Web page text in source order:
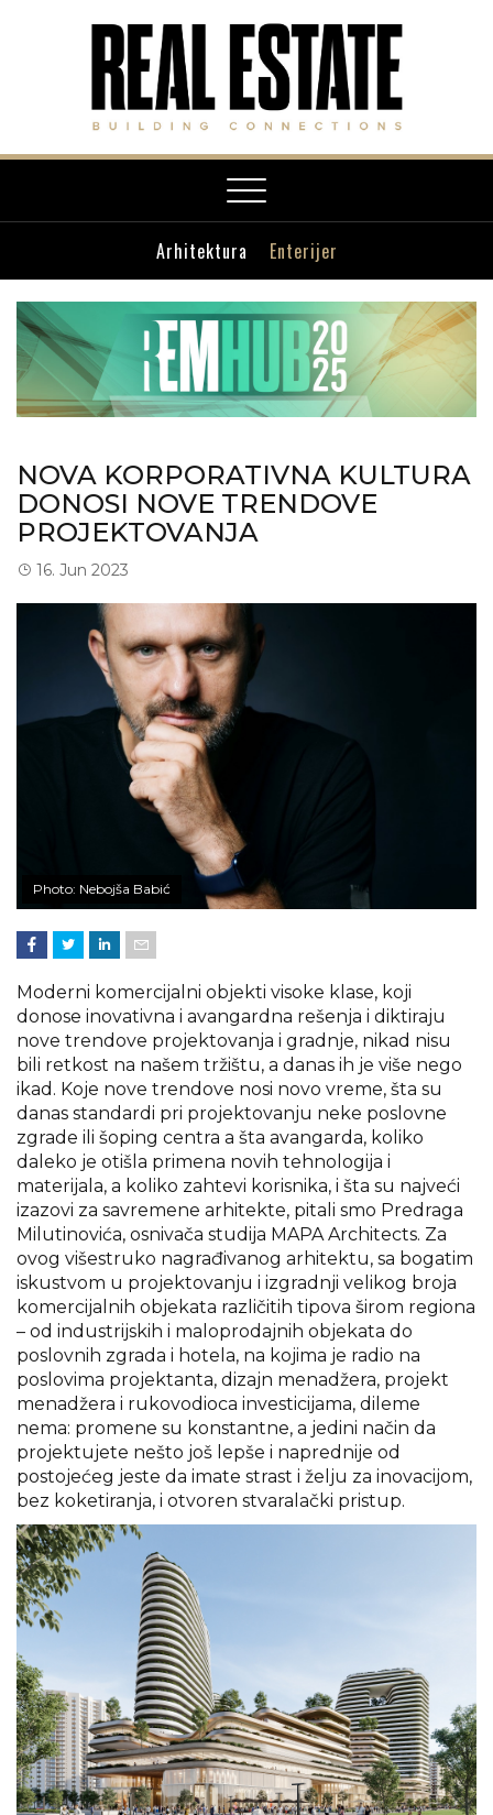
Toggle
navigation
Arhitektura Enterijer
NOVA KORPORATIVNA KULTURA
DONOSI NOVE TRENDOVE
PROJEKTOVANJA
16. Jun 2023
Photo: Nebojša Babić
Moderni komercijalni objekti visoke klase, koji
donose inovativna i avangardna rešenja i diktiraju
nove trendove projektovanja i gradnje, nikad nisu
bili retkost na našem tržištu, a danas ih je više nego
ikad. Koje nove trendove nosi novo vreme, šta su
danas standardi pri projektovanju neke poslovne
zgrade ili šoping centra a šta avangarda, koliko
daleko je otišla primena novih tehnologija i
materijala, a koliko zahtevi korisnika, i šta su najveći
izazovi za savremene arhitekte, pitali smo Predraga
Milutinovića, osnivača studija MAPA Architects. Za
ovog višestruko nagrađivanog arhitektu, sa bogatim
iskustvom u projektovanju i izgradnji velikog broja
komercijalnih objekata različitih tipova širom regiona
– od industrijskih i maloprodajnih objekata do
poslovnih zgrada i hotela, na kojima je radio na
poslovima projektanta, dizajn menadžera, projekt
menadžera i rukovodioca investicijama, dileme
nema: promene su konstantne, a jedini način da
projektujete nešto još lepše i naprednije od
postojećeg jeste da imate strast i želju za inovacijom,
bez koketiranja, i otvoren stvaralački pristup.